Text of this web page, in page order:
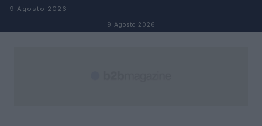
Salta al contenuto
9 Agosto 2026
9 Agosto 2026